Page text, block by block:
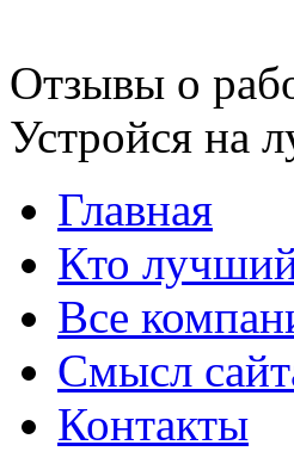
Отзывы о
Устройся на
Главная
Кто
Все
Смысл
Контакты